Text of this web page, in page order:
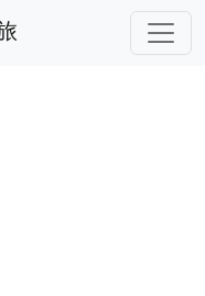
ています。